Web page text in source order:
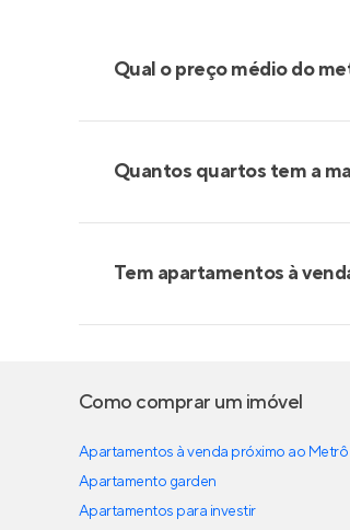
Qual o preço médio do
Quantos quartos tem a
Tem apartamentos à
Como comprar um imóvel
Apartamentos à venda próximo ao Metrô
Apartamento garden
Apartamentos para investir